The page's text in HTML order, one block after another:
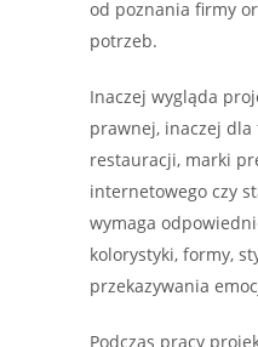
od poznania firmy
potrzeb.
Inaczej wygląda
prawnej, inaczej
restauracji, marki
internetowego czy
wymaga
kolorystyki, formy,
przekazywania
Podczas pracy